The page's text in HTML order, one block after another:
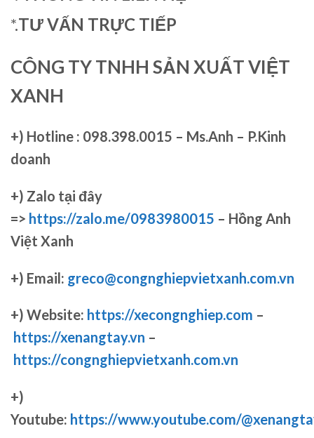
*.TƯ VẤN TRỰC TIẾP
CÔNG TY TNHH SẢN XUẤT VIỆT
XANH
+) Hotline : 098.398.0015 – Ms.Anh – P.Kinh
doanh
+) Zalo tại đây
=> https://zalo.me/0983980015 – Hồng Anh
Việt Xanh
+) Email: greco@congnghiepvietxanh.com.vn
+) Website: https://xecongnghiep.com –
https://xenangtay.vn –
https://congnghiepvietxanh.com.vn
+)
Youtube: https://www.youtube.com/